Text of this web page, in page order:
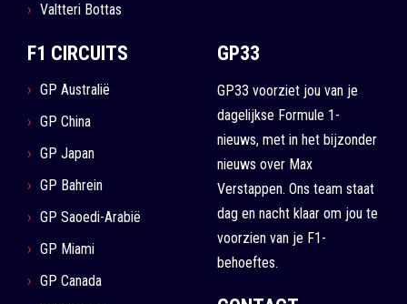
Valtteri Bottas
F1 CIRCUITS
GP Australië
GP China
GP Japan
GP Bahrein
GP Saoedi-Arabië
GP Miami
GP Canada
GP33
GP33 voorziet jou van je
dagelijkse Formule 1-
nieuws, met in het bijzonder
nieuws over Max
Verstappen. Ons team staat
dag en nacht klaar om jou te
voorzien van je F1-
behoeftes.